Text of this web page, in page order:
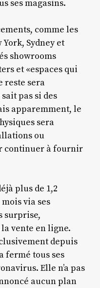
ses magasins.
comme les
Sydney et
showrooms
et «espaces qui
reste sera
pas si des
apparemment, le
sera
ou
continuer à fournir
plus de 1,2
via ses
surprise,
vente en ligne.
depuis
fermé tous ses
Elle n’a pas
aucun plan